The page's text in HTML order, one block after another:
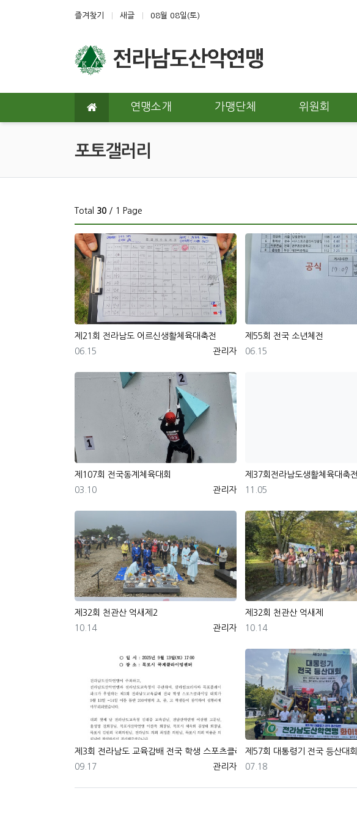
즐겨찾기 새글 08월 08일(토)
연맹소개 가맹단체 위원회
포토갤러리
Total 30 / 1 Page
제21회 전라남도 어르신생활체육대축전
등록자
관리자
등록일
06.15
제55회 전국 소년체전
등록일
06.15
제107회 전국동계체육대회
등록자
관리자
등록일
03.10
제37회전라남도생활체육대축전
등록일
11.05
제32회 천관산 억새제2
등록자
관리자
등록일
10.14
제32회 천관산 억새제
등록일
10.14
제3회 전라남도 교육감배 전국 학생 스포츠클라이밍대회
등록자
관리자
등록일
09.17
제57회 대통령기 전국 등산대회
등록일
07.18